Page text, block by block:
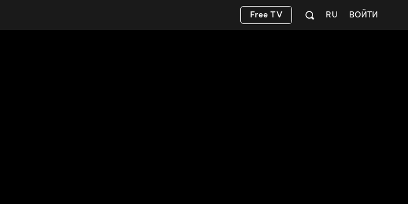
ВОЙТИ
RU
Free TV